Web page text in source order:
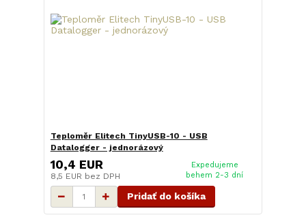
Teploměr Elitech TinyUSB-10 - USB
Datalogger - jednorázový
10,4 EUR
8,5 EUR bez DPH
Expedujeme
behem 2-3 dní
Pridať do košíka